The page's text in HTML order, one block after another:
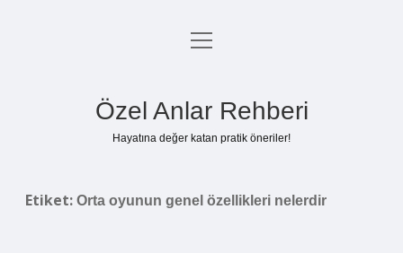
Anasayfa
menüyü
Özel Anlar Rehberi
Hayatına değer katan pratik öneriler!
Etiket: Orta oyunun genel özellikleri nelerdir